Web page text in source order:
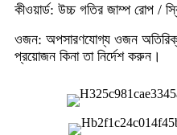
কীওয়ার্ড: উচ্চ গতির জাম্প রোপ /
ওজন: অপসারণযোগ্য ওজন
প্রয়োজন কিনা তা নির্দেশ করুন।